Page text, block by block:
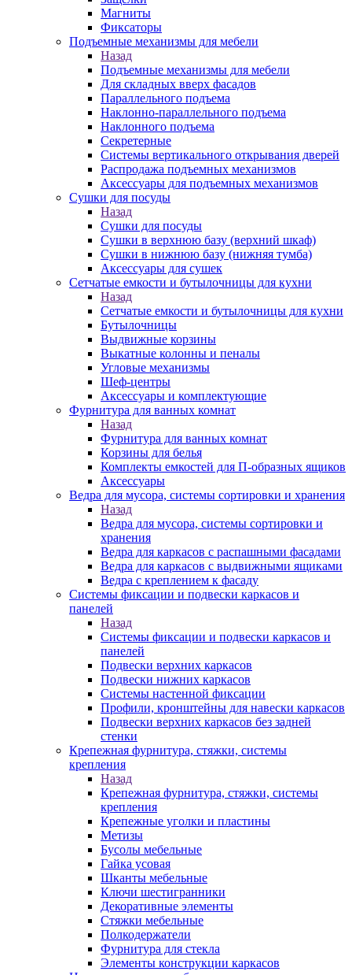
Магниты
Фиксаторы
Подъемные механизмы для мебели
Назад
Подъемные механизмы для мебели
Для складных вверх фасадов
Параллельного подъема
Наклонно-параллельного подъема
Наклонного подъема
Секретерные
Системы вертикального открывания дверей
Распродажа подъемных механизмов
Аксессуары для подъемных механизмов
Сушки для посуды
Назад
Сушки для посуды
Сушки в верхнюю базу (верхний шкаф)
Сушки в нижнюю базу (нижняя тумба)
Аксессуары для сушек
Сетчатые емкости и бутылочницы для кухни
Назад
Сетчатые емкости и бутылочницы для кухни
Бутылочницы
Выдвижные корзины
Выкатные колонны и пеналы
Угловые механизмы
Шеф-центры
Аксессуары и комплектующие
Фурнитура для ванных комнат
Назад
Фурнитура для ванных комнат
Корзины для белья
Комплекты емкостей для П-образных ящиков
Аксессуары
Ведра для мусора, системы сортировки и хранения
Назад
Ведра для мусора, системы сортировки и
хранения
Ведра для каркасов с распашными фасадами
Ведра для каркасов с выдвижными ящиками
Ведра с креплением к фасаду
Системы фиксации и подвески каркасов и
панелей
Назад
Системы фиксации и подвески каркасов и
панелей
Подвески верхних каркасов
Подвески нижних каркасов
Системы настенной фиксации
Профили, кронштейны для навески каркасов
Подвески верхних каркасов без задней
стенки
Крепежная фурнитура, стяжки, системы
крепления
Назад
Крепежная фурнитура, стяжки, системы
крепления
Крепежные уголки и пластины
Метизы
Бусолы мебельные
Гайка усовая
Шканты мебельные
Ключи шестигранники
Декоративные элементы
Стяжки мебельные
Полкодержатели
Фурнитура для стекла
Элементы конструкции каркасов